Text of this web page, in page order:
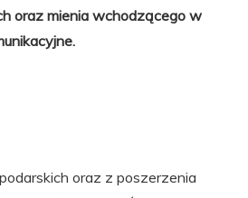
oraz mienia wchodzącego w
oraz z poszerzenia